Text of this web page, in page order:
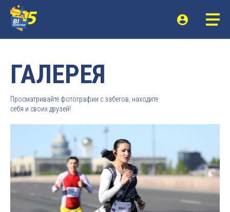
ГАЛЕРЕЯ
Просматривайте фотографии с забегов, находите
себя и своих друзей!